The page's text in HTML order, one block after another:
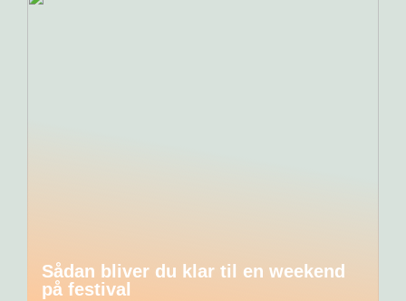
Sådan bliver du klar til en weekend
på festival